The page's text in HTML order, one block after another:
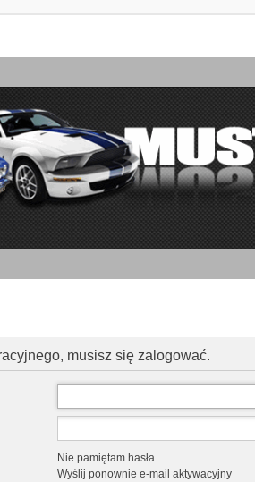
musisz się zalogować.
Nie pamiętam hasła
Wyślij ponownie e-mail aktywacyjny